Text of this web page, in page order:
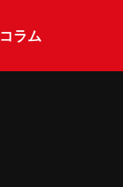
コラム